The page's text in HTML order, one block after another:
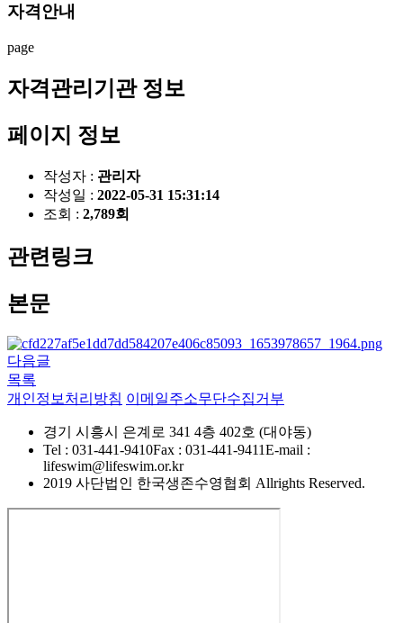
자격안내
page
자격관리기관 정보
페이지 정보
작성자 : 관리자
작성일 : 2022-05-31 15:31:14
조회 : 2,789회
관련링크
본문
다음글
목록
개인정보처리방침 이메일주소무단수집거부
경기 시흥시 은계로 341 4층 402호 (대야동)
Tel : 031-441-9410Fax : 031-441-9411E-mail :
lifeswim@lifeswim.or.kr
2019 사단법인 한국생존수영협회 Allrights Reserved.